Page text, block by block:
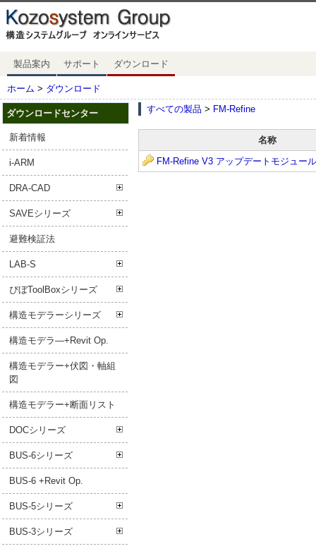
製品案内 サポート ダウンロード
ホーム > ダウンロード
ダウンロードセンター
新着情報
i-ARM
DRA-CAD
SAVEシリーズ
避難検証法
LAB-S
ぴぼToolBoxシリーズ
構造モデラーシリーズ
構造モデラ―+Revit Op.
構造モデラー+伏図・軸組
図
構造モデラー+断面リスト
DOCシリーズ
BUS-6シリーズ
BUS-6 +Revit Op.
BUS-5シリーズ
BUS-3シリーズ
すべての製品 > FM-Refine
名称
FM-Refine V3 アップデートモジュール